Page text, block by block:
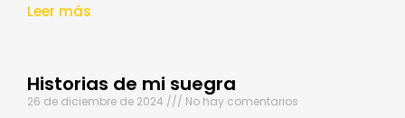
Leer más
Historias de mi suegra
26 de diciembre de 2024 No hay comentarios